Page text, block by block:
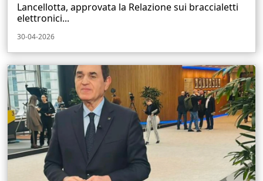
Lancellotta, approvata la Relazione sui braccialetti
elettronici...
30-04-2026